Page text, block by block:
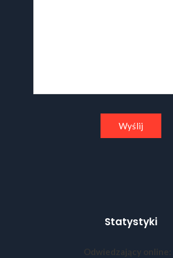
Statystyki
Odwiedzający online: